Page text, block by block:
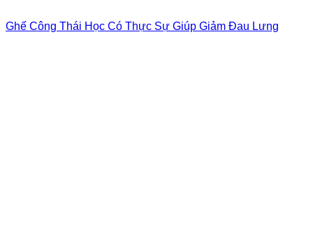
Ghế Công Thái Học Có Thực Sự Giúp Giảm Đau Lưng